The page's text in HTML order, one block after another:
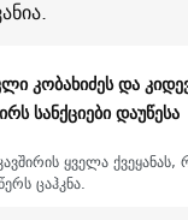
კობახიძეს და
სანქციები დაუწესა
ყველა ქვეყანას,
ცაჰკნა.